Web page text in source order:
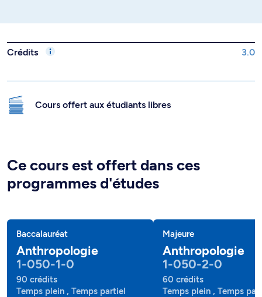
Crédits 3.0
Cours offert aux étudiants libres
Ce cours est offert dans ces
programmes d'études
Baccalauréat
Anthropologie
1-050-1-0
90 crédits
Temps plein , Temps partiel
Majeure
Anthropologie
1-050-2-0
60 crédits
Temps plein , Temps